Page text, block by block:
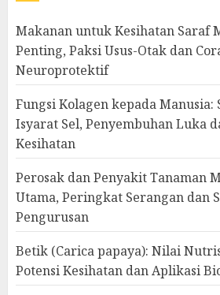
Makanan untuk Kesihatan Saraf
Penting, Paksi Usus-Otak dan
Neuroprotektif
Fungsi Kolagen kepada
Isyarat Sel, Penyembuhan Luka
Kesihatan
Perosak dan Penyakit Tanaman
Utama, Peringkat Serangan dan
Pengurusan
Betik (Carica papaya): Nilai
Potensi Kesihatan dan Aplikasi